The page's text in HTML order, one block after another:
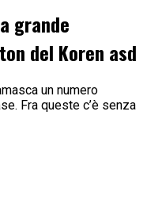
grande
del Koren asd
un numero
Fra queste c’è senza